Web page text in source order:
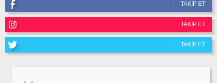
TAKIP ET
TAKIP ET
TAKIP ET